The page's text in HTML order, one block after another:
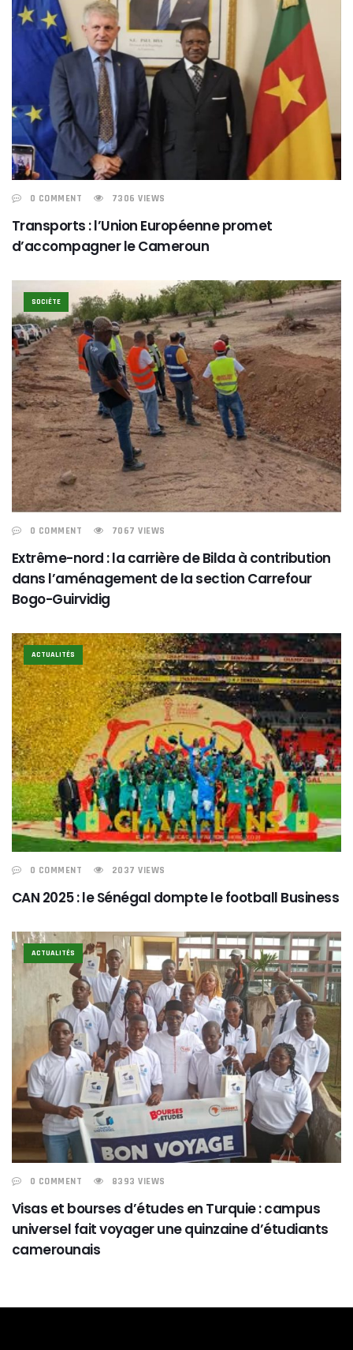
0 COMMENT 7306 VIEWS
Transports : l’Union Européenne promet
d’accompagner le Cameroun
SOCIÉTE
0 COMMENT 7067 VIEWS
Extrême-nord : la carrière de Bilda à contribution
dans l’aménagement de la section Carrefour
Bogo-Guirvidig
ACTUALITÉS
0 COMMENT 2037 VIEWS
CAN 2025 : le Sénégal dompte le football Business
ACTUALITÉS
0 COMMENT 8393 VIEWS
Visas et bourses d’études en Turquie : campus
universel fait voyager une quinzaine d’étudiants
camerounais